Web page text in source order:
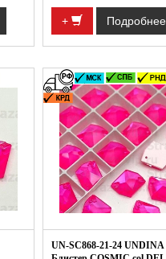
+ Подробнее
UN-SC868-21-24 UNDINA